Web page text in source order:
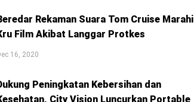
Rekaman Suara Tom Cruise Marahi
Film Akibat Langgar Protkes
16, 2020
Peningkatan Kebersihan dan
City Vision Luncurkan Portable